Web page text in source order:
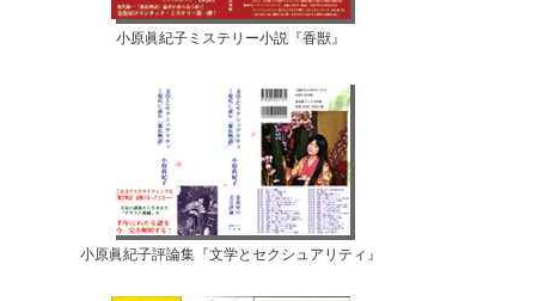
小原眞紀子ミステリー小説『香獣』
小原眞紀子評論集『文学とセクシュアリティ』